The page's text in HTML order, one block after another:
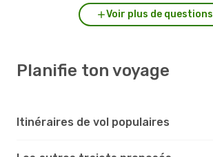
Voir plus de questions
Planifie ton voyage
Itinéraires de vol populaires